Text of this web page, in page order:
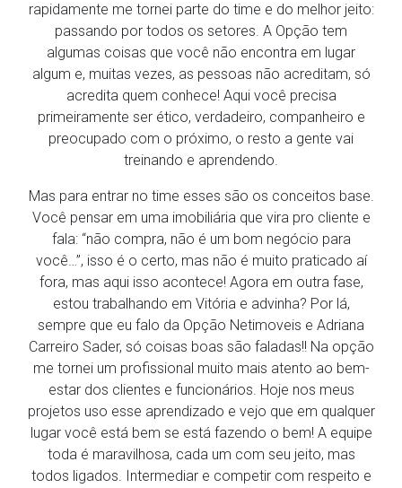
rapidamente me tornei parte do time e do melhor jeito:
passando por todos os setores. A Opção tem
algumas coisas que você não encontra em lugar
algum e, muitas vezes, as pessoas não acreditam, só
acredita quem conhece! Aqui você precisa
primeiramente ser ético, verdadeiro, companheiro e
preocupado com o próximo, o resto a gente vai
treinando e aprendendo.
Mas para entrar no time esses são os conceitos base.
Você pensar em uma imobiliária que vira pro cliente e
fala: “não compra, não é um bom negócio para
você…”, isso é o certo, mas não é muito praticado aí
fora, mas aqui isso acontece! Agora em outra fase,
estou trabalhando em Vitória e advinha? Por lá,
sempre que eu falo da Opção Netimoveis e Adriana
Carreiro Sader, só coisas boas são faladas!! Na opção
me tornei um profissional muito mais atento ao bem-
estar dos clientes e funcionários. Hoje nos meus
projetos uso esse aprendizado e vejo que em qualquer
lugar você está bem se está fazendo o bem! A equipe
toda é maravilhosa, cada um com seu jeito, mas
todos ligados. Intermediar e competir com respeito e